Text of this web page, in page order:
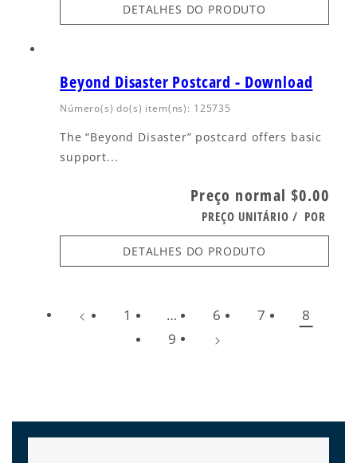
DETALHES DO PRODUTO
Beyond Disaster Postcard - Download
Número(s) do(s) item(ns): 125735
The “Beyond Disaster” postcard offers basic
support...
Preço normal $0.00
PREÇO UNITÁRIO / POR
DETALHES DO PRODUTO
1 … 6 7
8
9